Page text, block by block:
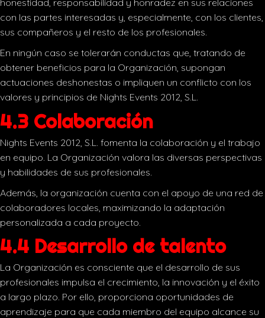
honestidad, responsabilidad y honradez en sus relaciones
con las partes interesadas y, especialmente, con los clientes,
sus compañeros y el resto de los profesionales.
En ningún caso se tolerarán conductas que, tratando de
obtener beneficios para la Organización, supongan
actuaciones deshonestas o impliquen un conflicto con los
valores y principios de Nights Events 2012, S.L.
4.3 Colaboración
Nights Events 2012, S.L. fomenta la colaboración y el trabajo
en equipo. La Organización valora las diversas perspectivas
y habilidades de sus profesionales.
Además, la organización cuenta con el apoyo de una red de
colaboradores locales, maximizando la adaptación
personalizada a cada proyecto.
4.4 Desarrollo de talento
La Organización es consciente que el desarrollo de sus
profesionales impulsa el crecimiento, la innovación y el éxito
a largo plazo. Por ello, proporciona oportunidades de
aprendizaje para que cada miembro del equipo alcance su